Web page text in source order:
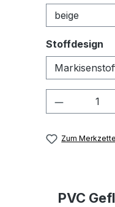
Stoffdesign
Produkt
Zum
PVC